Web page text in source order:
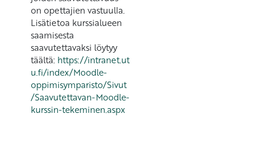
on opettajien vastuulla.
Lisätietoa kurssialueen
saamisesta
saavutettavaksi löytyy
täältä: https://intranet.ut
u.fi/index/Moodle-
oppimisymparisto/Sivut
/Saavutettavan-Moodle-
kurssin-tekeminen.aspx